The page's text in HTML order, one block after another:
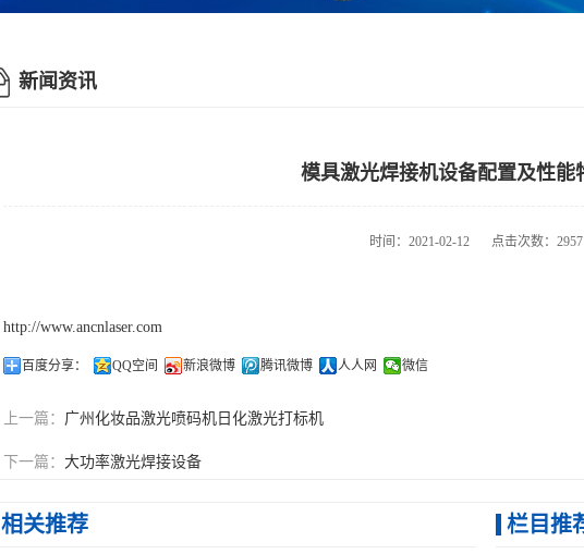
新闻资讯
模具激光焊接机设备配置及性能
时间：2021-02-12 点击次数：2957
http://www.ancnlaser.com
百度分享： QQ空间 新浪微博 腾讯微博 人人网 微信
上一篇： 广州化妆品激光喷码机日化激光打标机
下一篇： 大功率激光焊接设备
相关推荐 栏目推